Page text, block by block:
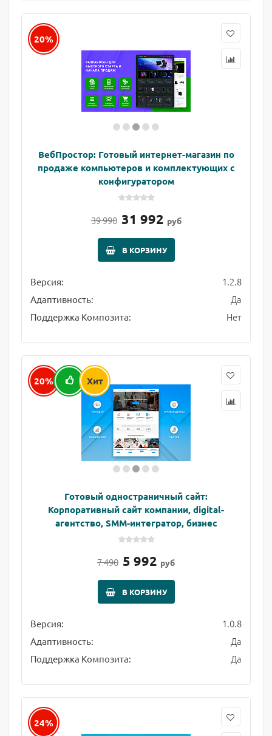
20%
ВебПростор: Готовый интернет-магазин по
продаже компьютеров и комплектующих с
конфигуратором
39 990 31 992 руб
В КОРЗИНУ
Версия: 1.2.8
Адаптивность: Да
Поддержка Композита: Нет
20% Хит
Готовый одностраничный сайт:
Корпоративный сайт компании, digital-
агентство, SMM-интегратор, бизнес
7 490 5 992 руб
В КОРЗИНУ
Версия: 1.0.8
Адаптивность: Да
Поддержка Композита: Да
24%